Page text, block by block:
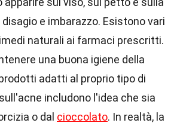
e imbarazzo. Esistono vari
naturali ai farmaci prescritti.
una buona igiene della
adatti al proprio tipo di
includono l'idea che sia
o dal cioccolato. In realtà, la